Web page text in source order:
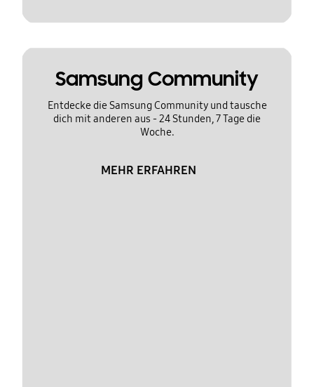
Samsung Community
Entdecke die Samsung Community und tausche
dich mit anderen aus - 24 Stunden, 7 Tage die
Woche.
MEHR ERFAHREN